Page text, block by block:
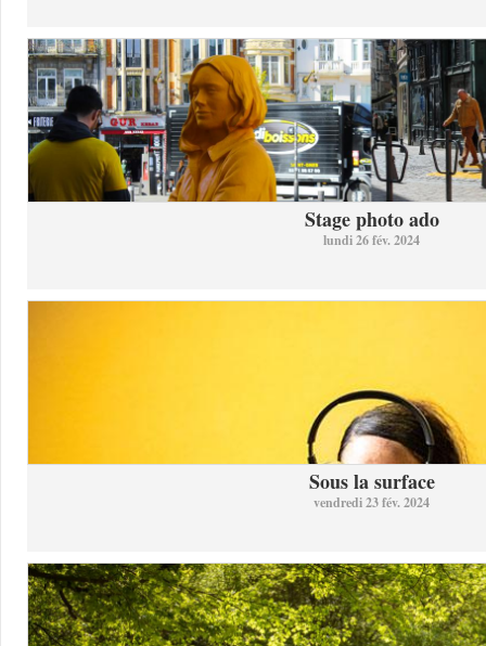
Stage photo ado
lundi 26 fév. 2024
Sous la surface
vendredi 23 fév. 2024